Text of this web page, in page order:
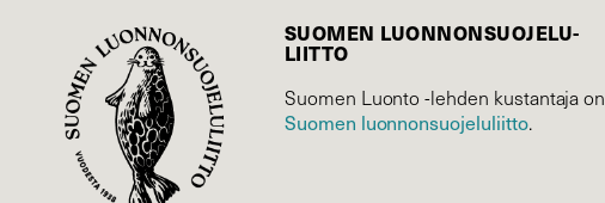
SUOMEN LUONNON­SUOJELU­
LIITTO
Suomen Luonto -lehden kustantaja on
Suomen luonnonsuojelu­liitto.